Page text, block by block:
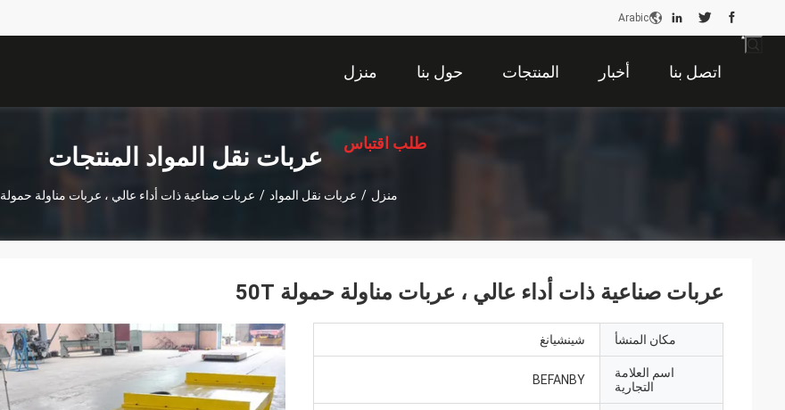
Arabic
منزل حول بنا المنتجات أخبار اتصل بنا
طلب اقتباس عربات نقل المواد المنتجات
منزل / عربات نقل المواد / عربات صناعية ذات أداء عالي ، عربات مناولة حمولة 50T
عربات صناعية ذات أداء عالي ، عربات مناولة حمولة 50T
مكان المنشأ شينشيانغ
اسم العلامة
التجارية
BEFANBY